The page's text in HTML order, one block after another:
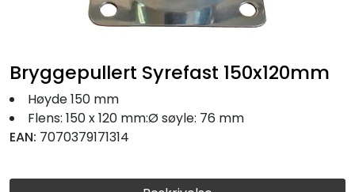
Bryggepullert Syrefast 150x120mm
Høyde 150 mm
Flens: 150 x 120 mm:Ø søyle: 76 mm
EAN: 7070379171314
Båtpleie/Opplag
Seil